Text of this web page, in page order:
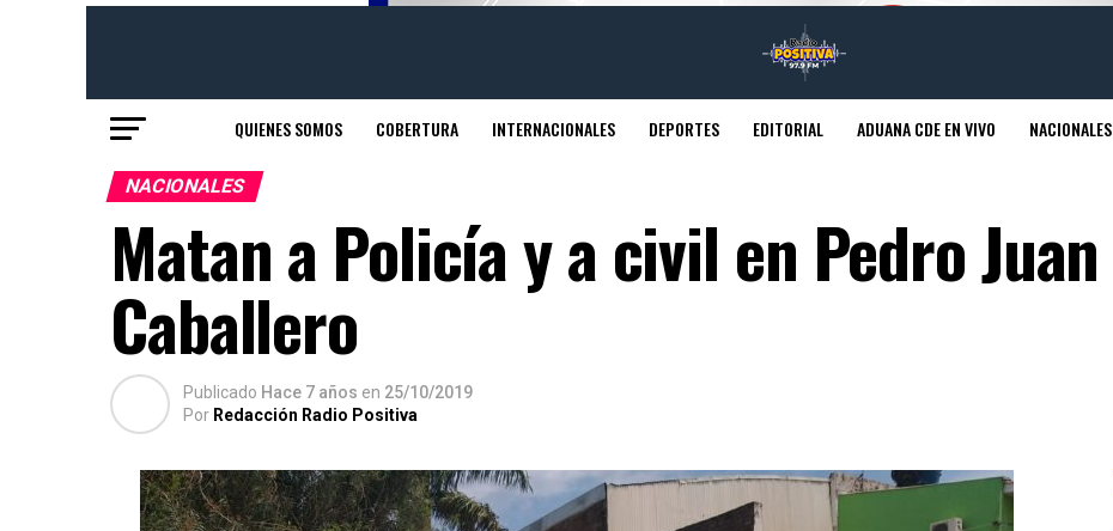
QUIENES SOMOS COBERTURA INTERNACIONALES DEPORTES EDITORIAL ADUANA CDE EN VIVO NACIONALES
NACIONALES
Matan a Policía y a civil en Pedro Juan
Caballero
Publicado Hace 7 años en 25/10/2019
Por Redacción Radio Positiva